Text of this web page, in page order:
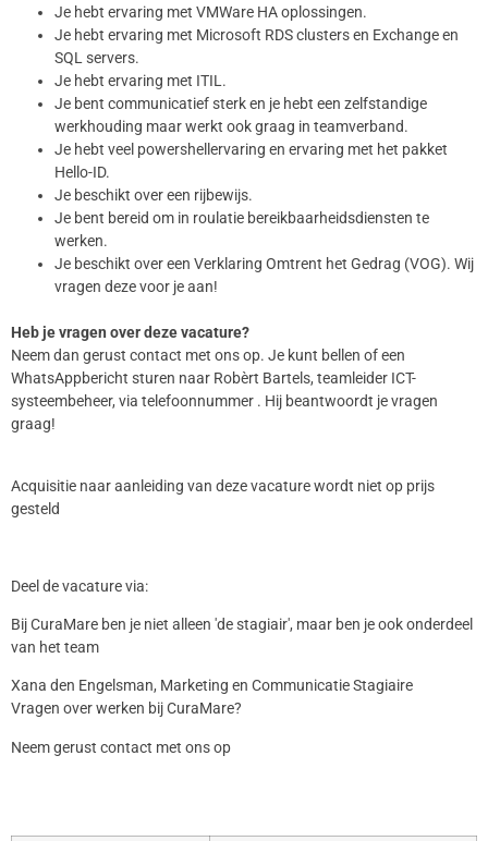
Je hebt ervaring met VMWare HA oplossingen.
Je hebt ervaring met Microsoft RDS clusters en Exchange en
SQL servers.
Je hebt ervaring met ITIL.
Je bent communicatief sterk en je hebt een zelfstandige
werkhouding maar werkt ook graag in teamverband.
Je hebt veel powershellervaring en ervaring met het pakket
Hello-ID.
Je beschikt over een rijbewijs.
Je bent bereid om in roulatie bereikbaarheidsdiensten te
werken.
Je beschikt over een Verklaring Omtrent het Gedrag (VOG). Wij
vragen deze voor je aan!
Heb je vragen over deze vacature?
Neem dan gerust contact met ons op. Je kunt bellen of een
WhatsAppbericht sturen naar Robèrt Bartels, teamleider ICT-
systeembeheer, via telefoonnummer . Hij beantwoordt je vragen
graag!
Acquisitie naar aanleiding van deze vacature wordt niet op prijs
gesteld
Deel de vacature via:
Bij CuraMare ben je niet alleen 'de stagiair', maar ben je ook onderdeel
van het team
Xana den Engelsman, Marketing en Communicatie Stagiaire
Vragen over werken bij CuraMare?
Neem gerust contact met ons op